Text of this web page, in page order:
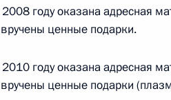
мобильной приёмной
году оказана адресная
ценные подарки.
году оказана адресная
ценные подарки